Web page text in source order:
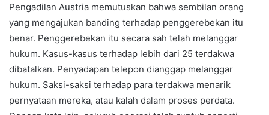
Pengadilan Austria memutuskan bahwa sembilan orang
yang mengajukan banding terhadap penggerebekan itu
benar. Penggerebekan itu secara sah telah melanggar
hukum. Kasus-kasus terhadap lebih dari 25 terdakwa
dibatalkan. Penyadapan telepon dianggap melanggar
hukum. Saksi-saksi terhadap para terdakwa menarik
pernyataan mereka, atau kalah dalam proses perdata.